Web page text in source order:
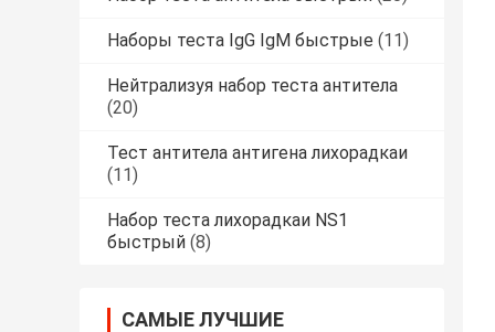
Наборы теста IgG IgM быстрые (11)
Нейтрализуя набор теста антитела
(20)
Тест антитела антигена лихорадкаи
(11)
Набор теста лихорадкаи NS1
быстрый (8)
САМЫЕ ЛУЧШИЕ